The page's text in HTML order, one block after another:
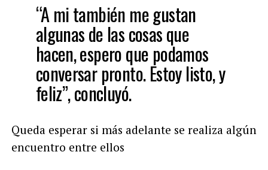
“A mi también me gustan
algunas de las cosas que
hacen, espero que podamos
conversar pronto. Estoy listo, y
feliz”, concluyó.
Queda esperar si más adelante se realiza algún
encuentro entre ellos